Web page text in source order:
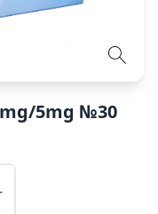
5mg №30